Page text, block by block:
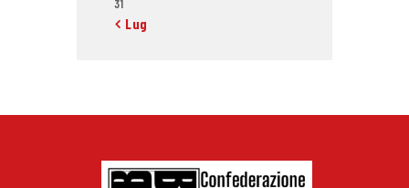
31
« Lug